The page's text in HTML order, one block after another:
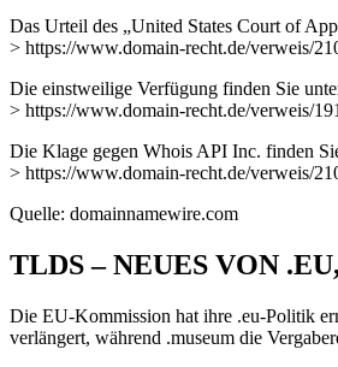
Das Urteil des „United States Court of
> https://www.domain-recht.de/verweis/
Die einstweilige Verfügung finden Sie
> https://www.domain-recht.de/verweis/
Die Klage gegen Whois API Inc. finden
> https://www.domain-recht.de/verweis/
Quelle: domainnamewire.com
TLDS – NEUES VON
Die EU-Kommission hat ihre .eu-Politik
verlängert, während .museum die